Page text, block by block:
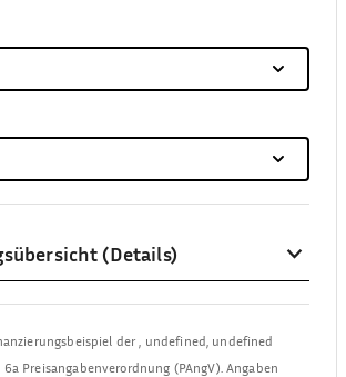
(Details)
der, undefined, undefined
6a Preisangabenverordnung (PAngV). Angaben